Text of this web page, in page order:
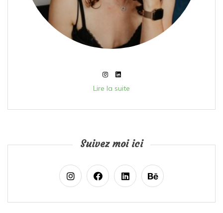
Lire la suite
Suivez moi ici